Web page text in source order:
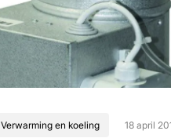
Verwarming en koeling 18 april